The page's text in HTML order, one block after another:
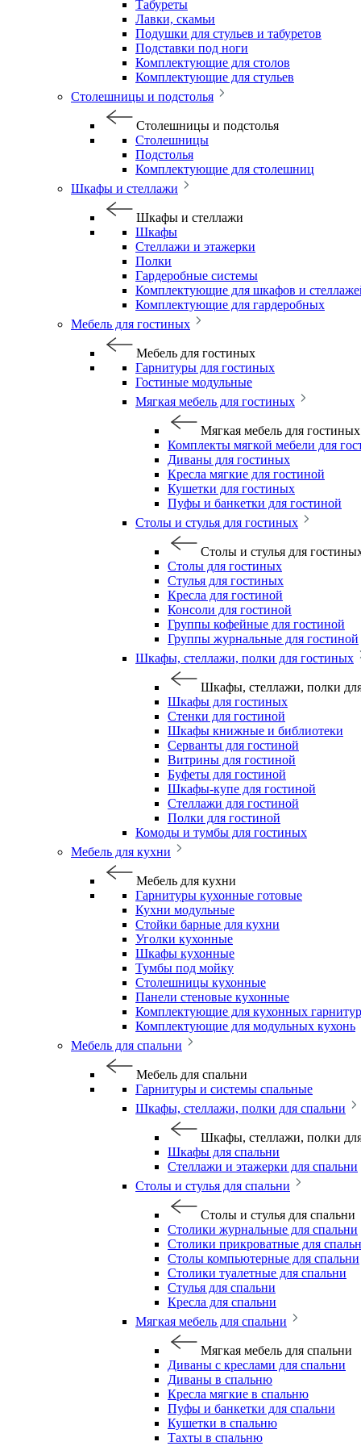
Табуреты
Лавки, скамьи
Подушки для стульев и табуретов
Подставки под ноги
Комплектующие для столов
Комплектующие для стульев
Столешницы и подстолья
Столешницы и подстолья
Столешницы
Подстолья
Комплектующие для столешниц
Шкафы и стеллажи
Шкафы и стеллажи
Шкафы
Стеллажи и этажерки
Полки
Гардеробные системы
Комплектующие для шкафов и
Комплектующие для гардеробных
Мебель для гостиных
Мебель для гостиных
Гарнитуры для гостиных
Гостиные модульные
Мягкая мебель для гостиных
Мягкая мебель для гостиных
Комплекты мягкой мебели для
Диваны для гостиных
Кресла мягкие для гостиной
Кушетки для гостиных
Пуфы и банкетки для гостиной
Столы и стулья для гостиных
Столы и стулья для
Столы для гостиных
Стулья для гостиных
Кресла для гостиной
Консоли для гостиной
Группы кофейные для гостиной
Группы журнальные для гостиной
Шкафы, стеллажи, полки для гостиных
Шкафы, стеллажи, полки
Шкафы для гостиных
Стенки для гостиной
Шкафы книжные и библиотеки
Серванты для гостиной
Витрины для гостиной
Буфеты для гостиной
Шкафы-купе для гостиной
Стеллажи для гостиной
Полки для гостиной
Комоды и тумбы для гостиных
Мебель для кухни
Мебель для кухни
Гарнитуры кухонные готовые
Кухни модульные
Стойки барные для кухни
Уголки кухонные
Шкафы кухонные
Тумбы под мойку
Столешницы кухонные
Панели стеновые кухонные
Комплектующие для кухонных
Комплектующие для модульных кухонь
Мебель для спальни
Мебель для спальни
Гарнитуры и системы спальные
Шкафы, стеллажи, полки для спальни
Шкафы, стеллажи, полки
Шкафы для спальни
Стеллажи и этажерки для спальни
Столы и стулья для спальни
Столы и стулья для спальни
Столики журнальные для спальни
Столики прикроватные для
Столы компьютерные для спальни
Столики туалетные для спальни
Стулья для спальни
Кресла для спальни
Мягкая мебель для спальни
Мягкая мебель для спальни
Диваны с креслами для спальни
Диваны в спальню
Кресла мягкие в спальню
Пуфы и банкетки для спальни
Кушетки в спальню
Тахты в спальню